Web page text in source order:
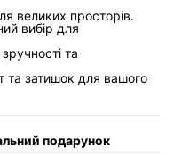
великих просторів.
вибір для
та
та затишок для вашого
подарунок